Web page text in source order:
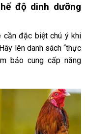
độ dinh dưỡng
cần đặc biệt chú ý khi
lên danh sách “thực
bảo cung cấp năng